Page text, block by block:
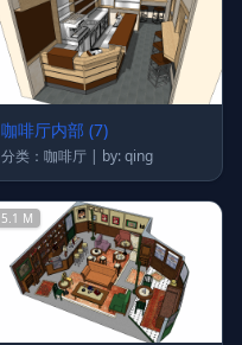
咖啡厅内部 (7)
分类：咖啡厅 | by: qing
5.1 M